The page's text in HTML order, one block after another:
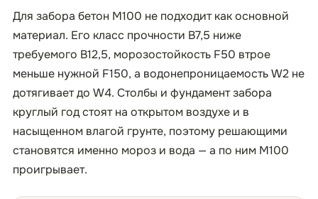
Для забора бетон М100 не подходит как основной
материал. Его класс прочности B7,5 ниже
требуемого B12,5, морозостойкость F50 втрое
меньше нужной F150, а водонепроницаемость W2 не
дотягивает до W4. Столбы и фундамент забора
круглый год стоят на открытом воздухе и в
насыщенном влагой грунте, поэтому решающими
становятся именно мороз и вода — а по ним М100
проигрывает.